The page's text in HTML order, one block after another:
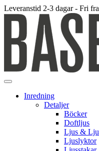
Leveranstid 2-3 dagar - Fri
Inredning
Detaljer
Böcker
Doftljus
Ljus &
Ljuslyktor